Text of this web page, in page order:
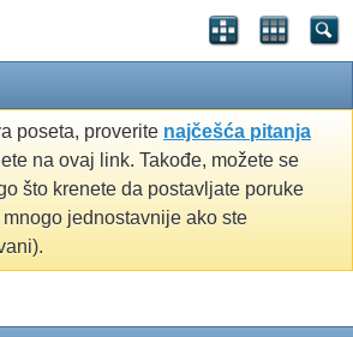
poseta, proverite najčešća pitanja
na ovaj link. Takođe, možete se
što krenete da postavljate poruke
jednostavnije ako ste